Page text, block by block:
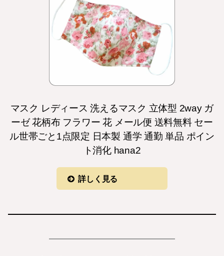
マスク レディース 洗えるマスク 立体型 2way ガ
ーゼ 花柄布 フラワー 花 メール便 送料無料 セー
ル世帯ごと1点限定 日本製 通学 通勤 単品 ポイン
ト消化 hana2
詳しく見る